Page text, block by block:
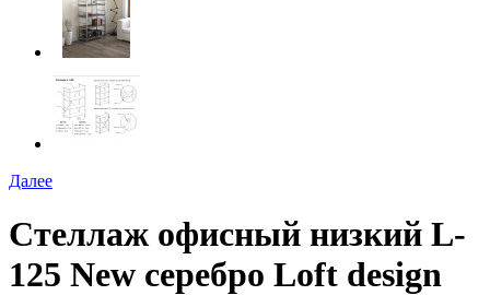
Далее
Стеллаж офисный низкий L-
125 New серебро Loft design